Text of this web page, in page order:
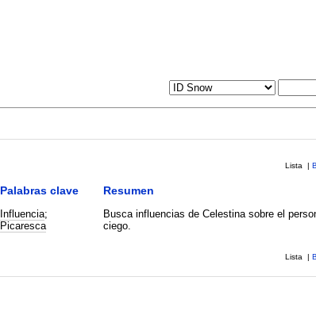
Lista |
Palabras clave Resumen
Influencia;
Picaresca
Busca influencias de Celestina sobre el
ciego.
Lista |